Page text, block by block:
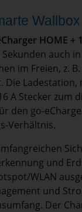
HOME +
auch
im Freien, z.
Die
A Stecker
den go-
Verhältnis.
und
WLAN
und
Der